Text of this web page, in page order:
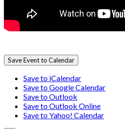
Save Event to Calendar
Save to iCalendar
Save to Google Calendar
Save to Outlook
Save to Outlook Online
Save to Yahoo! Calendar